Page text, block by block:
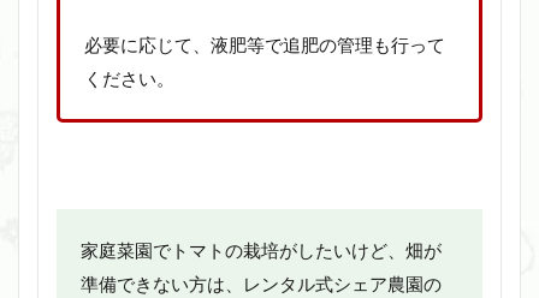
必要に応じて、液肥等で追肥の管理も行って
ください。
家庭菜園でトマトの栽培がしたいけど、畑が
準備できない方は、レンタル式シェア農園の